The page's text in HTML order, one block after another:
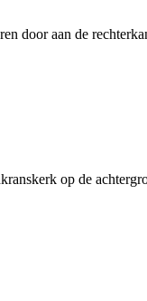
door aan de
op de